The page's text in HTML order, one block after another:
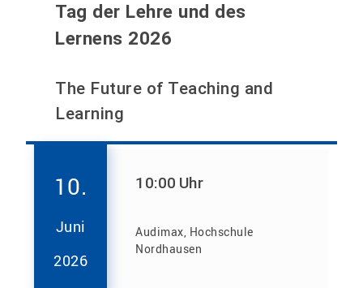
Tag der Lehre und des
Lernens 2026
The Future of Teaching and
Learning
10.
Juni
2026
10:00 Uhr
Audimax, Hochschule
Nordhausen